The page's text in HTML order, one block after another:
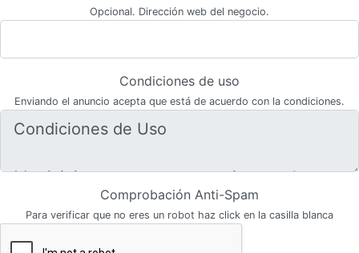
Opcional. Dirección web del negocio.
Condiciones de uso
Enviando el anuncio acepta que está de acuerdo con la condiciones.
Comprobación Anti-Spam
Para verificar que no eres un robot haz click en la casilla blanca